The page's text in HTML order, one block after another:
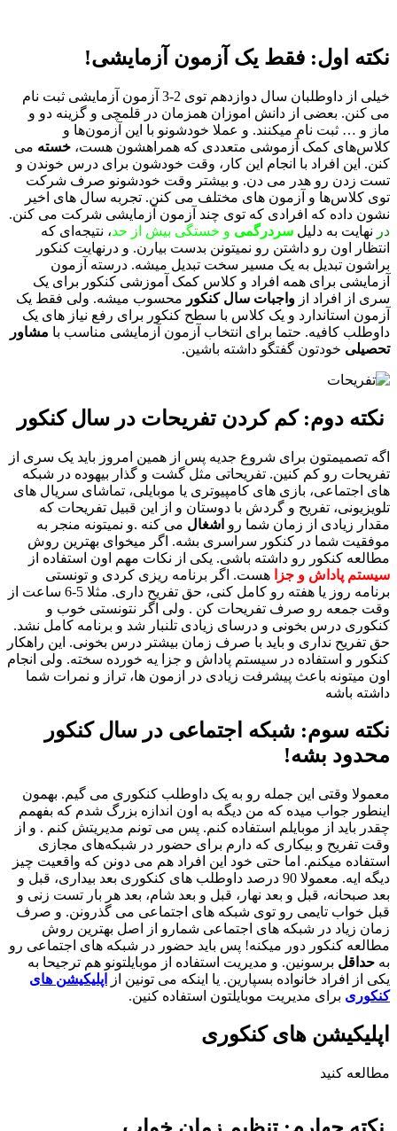
نکته اول: فقط یک آزمون آزمایشی!
خیلی از داوطلبان سال دوازدهم توی 2-3 آزمون آزمایشی ثبت نام
می کنن. بعضی از دانش اموزان همزمان در قلمچی و گزینه دو و
ماز و … ثبت نام میکنند. و عملا خودشونو با این آزمون‌ها و
کلاس‌های کمک آزموشی متعددی که همراهشون هست، خسته می
کنن. این افراد با انجام این کار، وقت خودشون برای درس خوندن و
تست زدن رو هدر می دن. و بیشتر وقت خودشونو صرف شرکت
توی کلاس‌ها و آزمون های مختلف می کنن. تجربه سال های اخیر
نشون داده که افرادی که توی چند آزمون آزمایشی شرکت می کنن.
در نهایت به دلیل سردرگمی و خستگی بیش از حد، نتیجه‌ای که
انتظار اون رو داشتن رو نمیتونن بدست بیارن. و درنهایت کنکور
براشون تبدیل به یک مسیر سخت تبدیل میشه. درسته آزمون
آزمایشی برای همه افراد و کلاس کمک آموزشی کنکور برای یک
سری از افراد از واجبات سال کنکور محسوب میشه. ولی فقط یک
آزمون استاندارد و یک کلاس با سطح کنکور برای رفع نیاز های یک
داوطلب کافیه. حتما برای انتخاب آزمون آزمایشی مناسب با مشاور
تحصیلی خودتون گفتگو داشته باشین.
نکته دوم:کم کردن تفریحات در سال کنکور
اگه تصمیمتون برای شروع جدیه پس از همین امروز باید یک سری از
تفریحات رو کم کنین. تفریحاتی مثل گشت و گذار بیهوده در شبکه
های اجتماعی، بازی های کامپیوتری یا موبایلی، تماشای سریال های
تلویزیونی، تفریح و گردش با دوستان و از این قبیل تفریحات که
مقدار زیادی از زمان شما رو اشغال می کنه .و نمیتونه منجر به
موفقیت شما در کنکور سراسری بشه. اگر میخوای بهترین روش
مطالعه کنکور رو داشته باشی. یکی از نکات مهم اون استفاده از
سیستم پاداش و جزا
هست. اگر برنامه ریزی کردی و تونستی
برنامه روز یا هفته رو کامل کنی، حق تفریح داری. مثلا 5-6 ساعت از
وقت جمعه رو صرف تفریحات کن . ولی اگر نتونستی خوب و
کنکوری درس بخونی و درسای زیادی تلنبار شد و برنامه کامل نشد.
حق تفریح نداری و باید با صرف زمان بیشتر درس بخونی. این راهکار
کنکور و استفاده در سیستم پاداش و جزا یه خورده سخته. ولی انجام
اون میتونه باعث پیشرفت زیادی در ازمون ها، تراز و نمرات شما
داشته باشه
نکته سوم: شبکه اجتماعی در سال کنکور
محدود بشه!
معمولا وقتی این جمله رو به یک داوطلب کنکوری می گیم. بهمون
اینطور جواب میده که من دیگه به اون اندازه بزرگ شدم که بفهمم
چقدر باید از موبایلم استفاده کنم. پس می تونم مدیریتش کنم . و از
وقت تفریح و بیکاری‌ که دارم برای حضور در شبکه‌های مجازی
استفاده میکنم. اما حتی خود این افراد هم می دونن که واقعیت چیز
دیگه ایه. معمولا 90 درصد داوطلب های کنکوری بعد بیداری، قبل و
بعد صبحانه، قبل و بعد نهار، قبل و بعد شام، بعد هر بار تست زنی و
قبل خواب تایمی رو توی شبکه های اجتماعی می گذرونن. و صرف
زمان زیاد در شبکه های اجتماعی شمارو از اصل بهترین روش
مطالعه کنکور دور میکنه! پس باید حضور در شبکه های اجتماعی رو
به حداقل برسونین. و مدیریت استفاده از موبایلتونو هم ترجیحا به
یکی از افراد خانواده بسپارین. یا اینکه می تونین از
اپلیکیشن های
کنکوری برای مدیریت موبایلتون استفاده کنین.
اپلیکیشن های کنکوری
مطالعه کنید